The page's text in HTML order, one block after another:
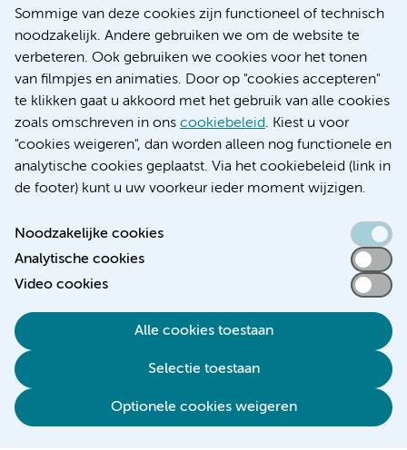
Sommige van deze cookies zijn functioneel of technisch
noodzakelijk. Andere gebruiken we om de website te
verbeteren. Ook gebruiken we cookies voor het tonen
van filmpjes en animaties. Door op "cookies accepteren"
te klikken gaat u akkoord met het gebruik van alle cookies
zoals omschreven in ons cookiebeleid. Kiest u voor
"cookies weigeren", dan worden alleen nog functionele en
analytische cookies geplaatst. Via het cookiebeleid (link in
de footer) kunt u uw voorkeur ieder moment wijzigen.
Noodzakelijke cookies
Analytische cookies
Video cookies
Alle cookies toestaan
Selectie toestaan
Optionele cookies weigeren
Nieuws
Research
Educatie locatie AMC
Educatie locatie VUmc
Verwijzen & diagnostiek
Toegankelijkheidsverklaring
Responsible disclosure